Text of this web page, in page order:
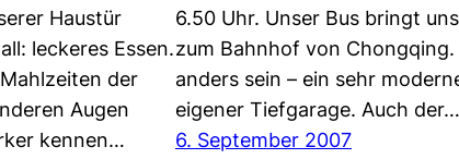
Haustür
leckeres Essen.
der
Augen
kennen…
6.50 Uhr. Unser Bus bringt
zum Bahnhof von Chongqing.
anders sein – ein sehr
eigener Tiefgarage. Auch der…
6. September 2007